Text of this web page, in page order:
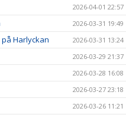
2026-04-01 22:57
2026-03-31 19:49
Harlyckan 2026-03-31 13:24
2026-03-29 21:37
2026-03-28 16:08
2026-03-27 23:18
2026-03-26 11:21